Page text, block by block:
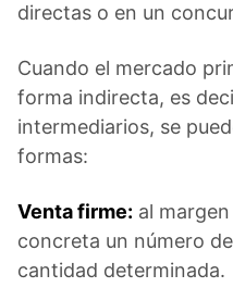
directas o en un
Cuando el mercado
forma indirecta, es
intermediarios, se
formas:
Venta firme: al
concreta un número
cantidad determinada.